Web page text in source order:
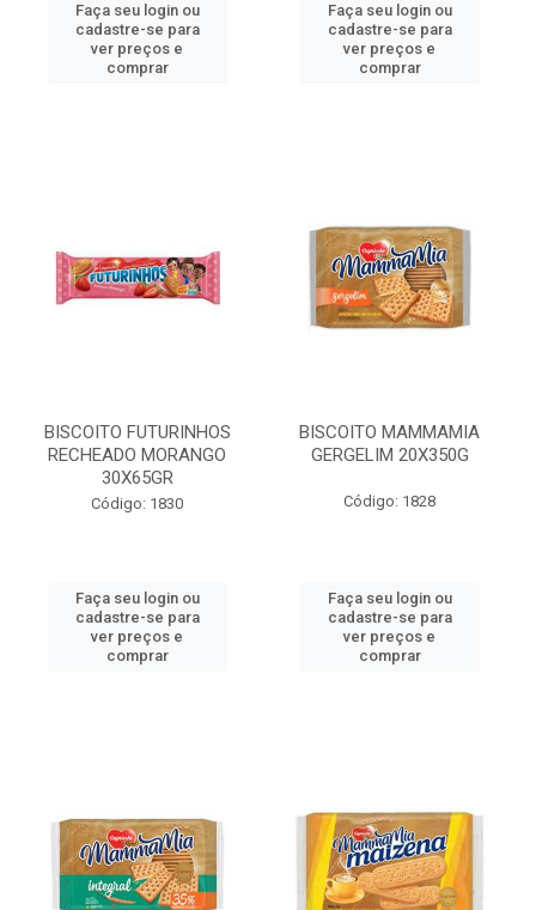
Faça seu login ou
cadastre-se para
ver preços e
comprar
Faça seu login ou
cadastre-se para
ver preços e
comprar
BISCOITO FUTURINHOS
RECHEADO MORANGO
30X65GR
Código: 1830
Faça seu login ou
cadastre-se para
ver preços e
comprar
BISCOITO MAMMAMIA
GERGELIM 20X350G
Código: 1828
Faça seu login ou
cadastre-se para
ver preços e
comprar